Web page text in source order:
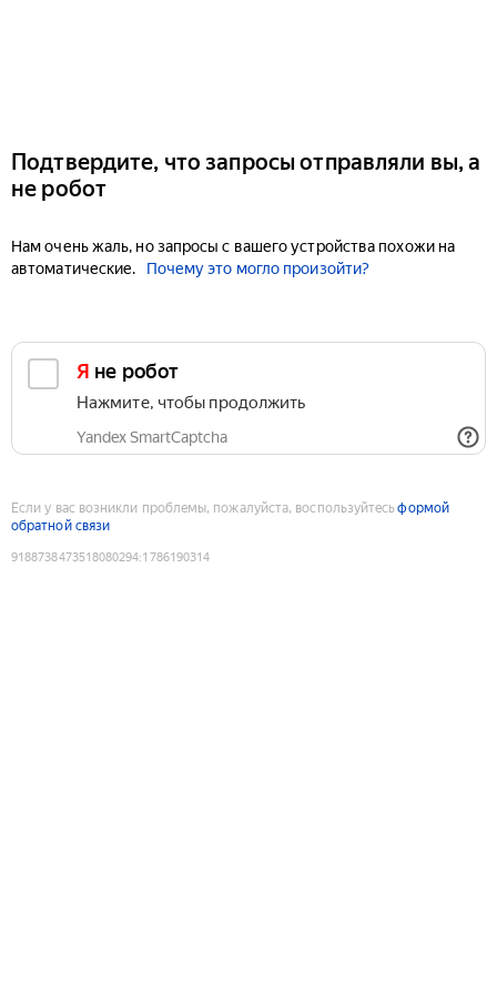
Подтвердите, что запросы отправляли вы, а
не робот
Нам очень жаль, но запросы с вашего устройства похожи на
автоматические.
Почему это могло произойти?
Я не робот
Нажмите, чтобы продолжить
Yandex SmartCaptcha
Если у вас возникли проблемы, пожалуйста, воспользуйтесьформой
обратной связи
9188738473518080294:1786190314